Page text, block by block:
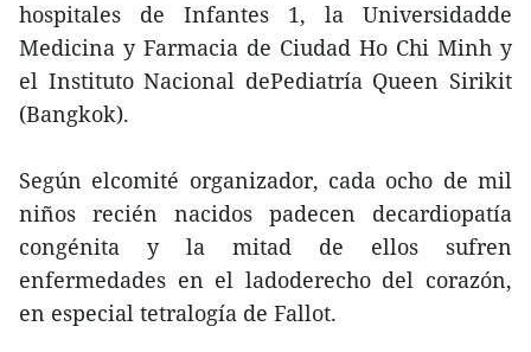
hospitales de Infantes 1, la Universidadde
Medicina y Farmacia de Ciudad Ho Chi Minh y
el Instituto Nacional dePediatría Queen Sirikit
(Bangkok).
Según elcomité organizador, cada ocho de mil
niños recién nacidos padecen decardiopatía
congénita y la mitad de ellos sufren
enfermedades en el ladoderecho del corazón,
en especial tetralogía de Fallot.